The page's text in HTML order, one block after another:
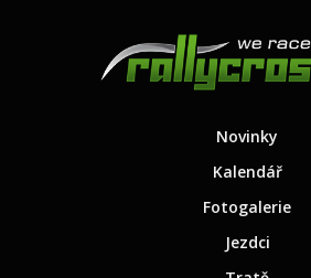
Novinky
Kalendář
Fotogalerie
Jezdci